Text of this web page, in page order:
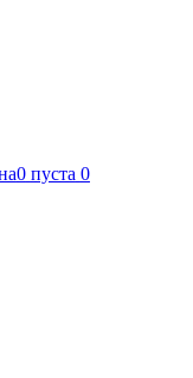
0 пуста 0